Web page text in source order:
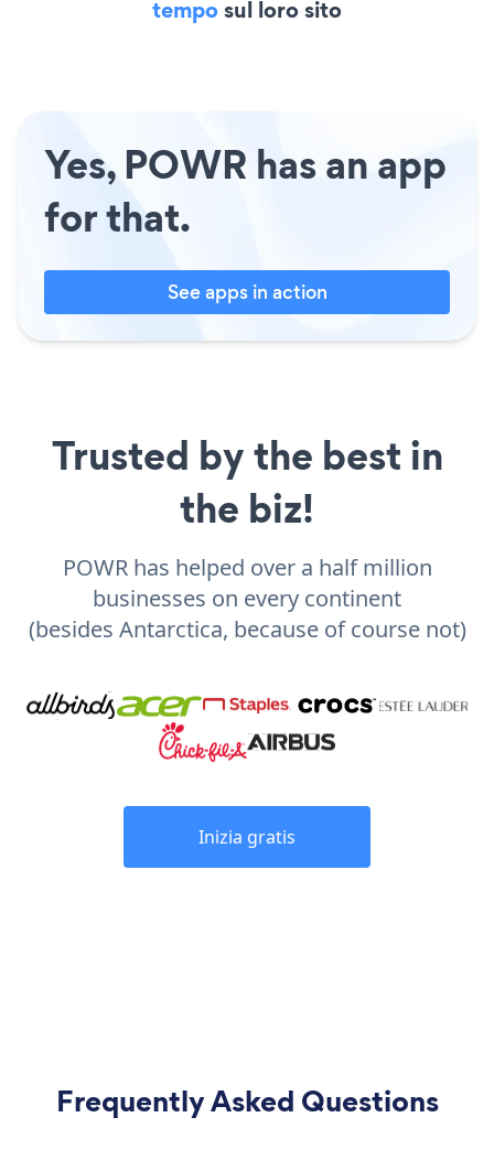
temposul loro sito
Yes, POWR has an app
for that.
See apps in action
Trusted by the best in
the biz!
POWR has helped over a half million
businesses on every continent
(besides Antarctica, because of course not)
Inizia gratis
Frequently Asked Questions